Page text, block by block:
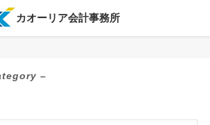
カオーリア会計事務所
–